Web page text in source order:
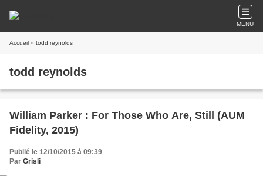
MENU
Accueil » todd reynolds
todd reynolds
William Parker : For Those Who Are, Still (AUM
Fidelity, 2015)
Publié le 12/10/2015 à 09:39
Par Grisli